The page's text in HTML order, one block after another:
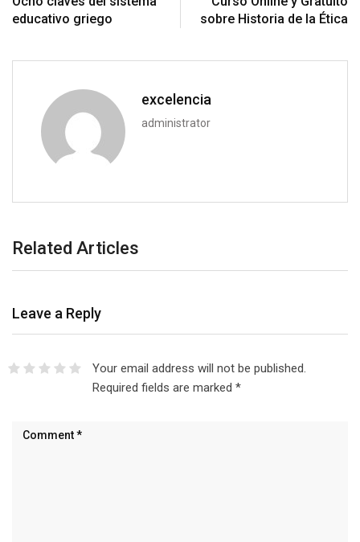
educativo griego
sobre Historia de la Ética
excelencia
administrator
Related Articles
Leave a Reply
Your email address will not be published.
Required fields are marked *